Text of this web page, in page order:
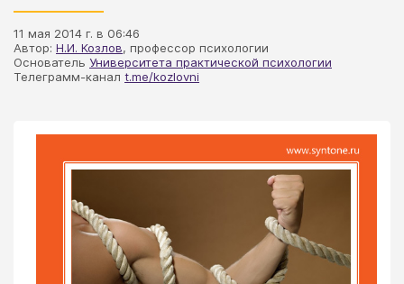
11 мая 2014 г. в 06:46
Автор: Н.И. Козлов, профессор психологии
Основатель Университета практической психологии
Телеграмм-канал t.me/kozlovni